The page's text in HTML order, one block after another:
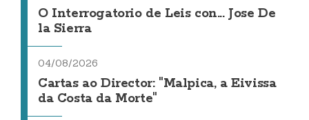
O Interrogatorio de Leis con... Jose De
la Sierra
04/08/2026
Cartas ao Director: "Malpica, a Eivissa
da Costa da Morte"